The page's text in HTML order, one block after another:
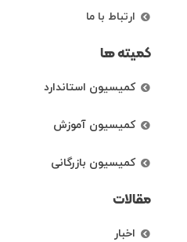
ارتباط با ما
کمیته ها
کمیسیون استاندارد
کمیسیون آموزش
کمیسیون بازرگانی
مقالات
اخبار